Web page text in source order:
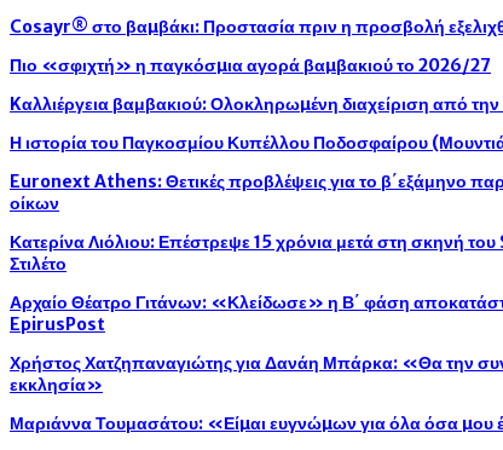
Cosayr® στο βαµβάκι: Προστασία πριν η προσβολή
Πιο «σφιχτή» η παγκόσµια αγορά βαµβακιού το 2026/27
Kαλλιέργεια βαμβακιού: Ολοκληρωµένη διαχείριση από
Η ιστορία του Παγκοσμίου Κυπέλλου Ποδοσφαίρου
Euronext Athens: Θετικές προβλέψεις για το β΄εξάμηνο
οίκων
Κατερίνα Λιόλιου: Επέστρεψε 15 χρόνια μετά στη σκηνή
Στιλέτο
Αρχαίο Θέατρο Γιτάνων: «Κλείδωσε» η Β΄ φάση
EpirusPost
Χρήστος Χατζηπαναγιώτης για Δανάη Μπάρκα: «Θα την
εκκλησία»
Μαριάννα Τουμασάτου: «Είµαι ευγνώµων για όλα όσα µου